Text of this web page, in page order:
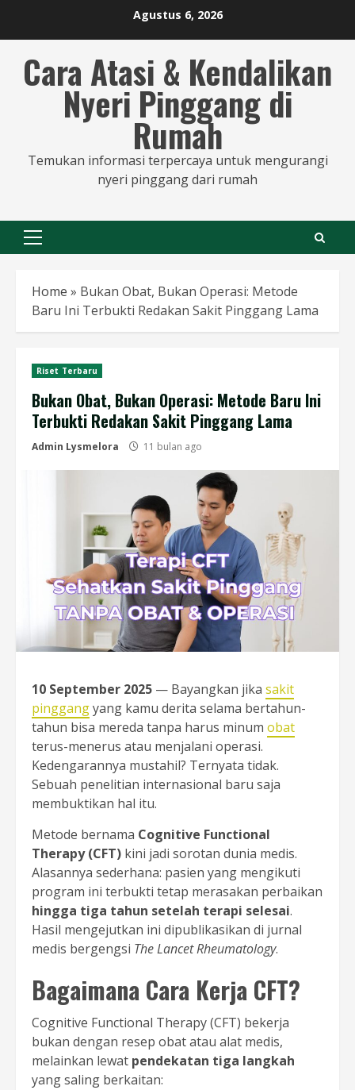
Agustus 6, 2026
Cara Atasi & Kendalikan
Nyeri Pinggang di
Rumah
Temukan informasi terpercaya untuk mengurangi
nyeri pinggang dari rumah
Primary
Home » Bukan Obat, Bukan Operasi: Metode
Baru Ini Terbukti Redakan Sakit Pinggang Lama
Riset Terbaru
Bukan Obat, Bukan Operasi: Metode Baru Ini
Terbukti Redakan Sakit Pinggang Lama
Admin Lysmelora 11 bulan ago
10 September 2025 — Bayangkan jika sakit
pinggangyang kamu derita selama bertahun-
tahun bisa mereda tanpa harus minum obat
terus-menerus atau menjalani operasi.
Kedengarannya mustahil? Ternyata tidak.
Sebuah penelitian internasional baru saja
membuktikan hal itu.
Metode bernama Cognitive Functional
Therapy (CFT) kini jadi sorotan dunia medis.
Alasannya sederhana: pasien yang mengikuti
program ini terbukti tetap merasakan perbaikan
hingga tiga tahun setelah terapi selesai.
Hasil mengejutkan ini dipublikasikan di jurnal
medis bergengsi The Lancet Rheumatology.
Bagaimana Cara Kerja CFT?
Cognitive Functional Therapy (CFT) bekerja
bukan dengan resep obat atau alat medis,
melainkan lewat pendekatan tiga langkah
yang saling berkaitan: